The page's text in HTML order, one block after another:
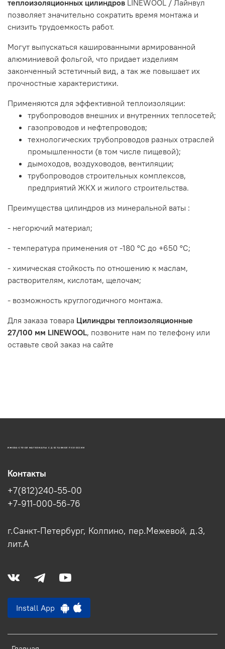
теплоизоляционных цилиндров LINEWOOL / Лайнвул
позволяет значительно сократить время монтажа и
снизить трудоемкость работ.
Могут выпускаться кашированными армированной
алюминиевой фольгой, что придает изделиям
законченный эстетичный вид, а так же повышает их
прочностные характеристики.
Применяются для эффективной теплоизоляции:
трубопроводов внешних и внутренних теплосетей;
газопроводов и нефтепроводов;
технологических трубопроводов разных отраслей
промышленности (в том числе пищевой);
дымоходов, воздуховодов, вентиляции;
трубопроводов строительных комплексов,
предприятий ЖКХ и жилого строительства.
Преимущества цилиндров из минеральной ваты :
- негорючий материал;
- температура применения от -180 °С до +650 °С;
- химическая стойкость по отношению к маслам,
растворителям, кислотам, щелочам;
- возможность круглогодичного монтажа.
Для заказа товара Цилиндры теплоизоляционные
27/100 мм LINEWOOL, позвоните нам по телефону или
оставьте свой заказ на сайте
ИЖОРА-СТРОЙ МАТЕРИАЛЫ С ДОСТАВКОЙ ПО РОССИИ
Контакты
+7(812)240-55-00
+7-911-000-56-76
г.Санкт-Петербург, Колпино, пер.Межевой, д.3,
лит.А
Install App